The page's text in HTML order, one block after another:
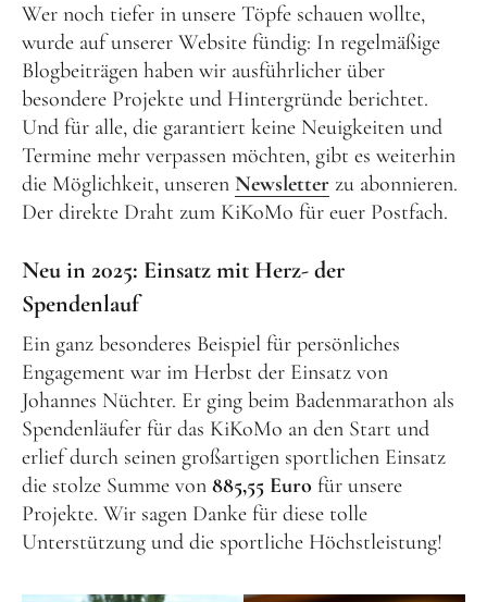
Wer noch tiefer in unsere Töpfe schauen wollte,
wurde auf unserer Website fündig: In regelmäßige
Blogbeiträgen haben wir ausführlicher über
besondere Projekte und Hintergründe berichtet.
Und für alle, die garantiert keine Neuigkeiten und
Termine mehr verpassen möchten, gibt es weiterhin
die Möglichkeit, unseren Newsletter zu abonnieren.
Der direkte Draht zum KiKoMo für euer Postfach.
Neu in 2025: Einsatz mit Herz- der
Spendenlauf
Ein ganz besonderes Beispiel für persönliches
Engagement war im Herbst der Einsatz von
Johannes Nüchter. Er ging beim Badenmarathon als
Spendenläufer für das KiKoMo an den Start und
erlief durch seinen großartigen sportlichen Einsatz
die stolze Summe von 885,55 Euro für unsere
Projekte. Wir sagen Danke für diese tolle
Unterstützung und die sportliche Höchstleistung!